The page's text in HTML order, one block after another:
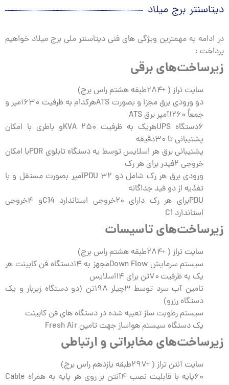
دیتاسنتر برج میلاد
در ادامه به مهمترین ویژگی های فنی دیتاسنتر ملی برج میلاد خواهیم
پرداخت :
زیرساخت‌های برقی
سایت تراز ( +۲۸۴طبقه هشتم راس برج)
دو ورودی برق مجزا و بصورت ATSهرکدام به ظرفیت ۶۳۰آمپر و
جمعاٌ ۱۲۶۰آمپر برق ATS
۶دستگاه UPSهریک به ظرفیت ۲۵۰ KVAو باطری با امکان
پشتیبانی تا ۳۰دقیقه
پشتیبانی برق هر اسلایس توسط یه دستگاه تابلوی PDRبا امکان
خروجی ۲فیدر برای هر رک
ورودی برق هر رک شامل دو ۳۲ PDUآمپر بصورت مستقل و با
تغذیه از دو فید جداگانه
PDUبرای هر رک دارای ۲۰خروجی استاندارد C14و ۴خروجی
استاندارد C1
زیرساخت‌های تاسیسات
سایت تراز ( +۲۸۴طبقه هشتم راس برج)
سیستم سرمایش Down Flowمجهز به ۱۴دستگاه فن کابینت هر
یک به ظرفیت ۷۰تن برای ۱۴اسلایس
تامین آب سرد توسط ۳چیلر ۱۹۸تن (دو دستگاه زیربار و یک
دستگاه رزرو)
سیستم رطوبت ساز تعبیه شده در دستگاه های فن کابینت
یک دستگاه سیستم هواساز جهت تامین Fresh Air
زیرساخت‌های مخابراتی و ارتباطی
سایت آنتن تراز ( +۲۹۷طبقه یازدهم راس برج)
۶۰پایه با قابلیت نصب ۴آنتن بر روی هر پایه به همراه Cable